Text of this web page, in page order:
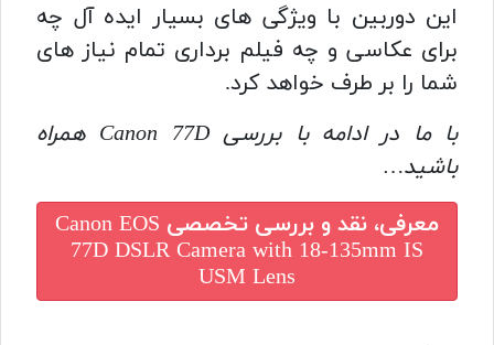
این دوربین با ویژگی های بسیار ایده آل چه
برای عکاسی و چه فیلم برداری تمام نیاز های
شما را بر طرف خواهد کرد.
با ما در ادامه با بررسی Canon 77D همراه
باشید…
معرفی، نقد و بررسی تخصصی Canon EOS
77D DSLR Camera with 18-135mm IS
USM Lens